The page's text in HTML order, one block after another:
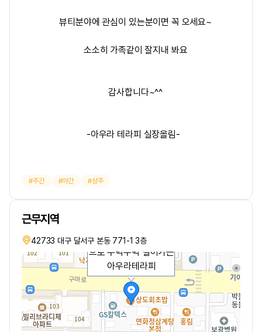
뷰티분야에 관심이 있는분이면 꼭 오세요~
소소히 가족같이 잘지내 봐요
감사합니다~^^
-아우라 테라피 실장올림-
주간 야간 상주
근무지역
42733 대구 달서구 본동 771-1 3층
으로 뚜벅뚜벅 걸어가는
아우라테라피